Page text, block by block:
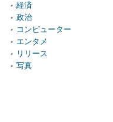
経済
政治
コンピューター
エンタメ
リリース
写真